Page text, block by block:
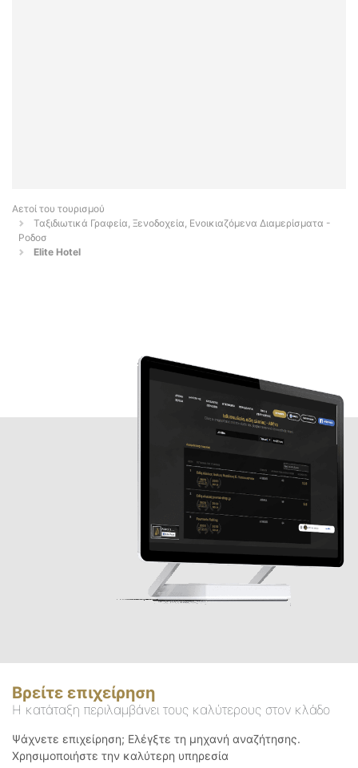
Αετοί του τουρισμού
Ταξιδιωτικά Γραφεία, Ξενοδοχεία, Ενοικιαζόμενα Διαμερίσματα -
Ροδοσ
Elite Hotel
Βρείτε επιχείρηση
Η κατάταξη περιλαμβάνει τους καλύτερους στον κλάδο
Ψάχνετε επιχείρηση; Ελέγξτε τη μηχανή αναζήτησης.
Χρησιμοποιήστε την καλύτερη υπηρεσία